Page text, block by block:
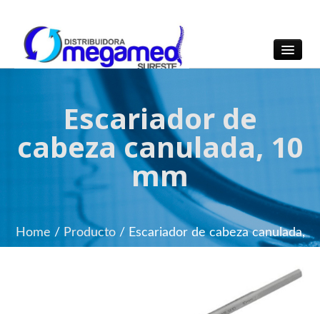
OmegaMed Sureste
OmegaMed Sureste
Escariador de
cabeza canulada, 10
mm
Home / Producto/ Escariador de cabeza canulada,